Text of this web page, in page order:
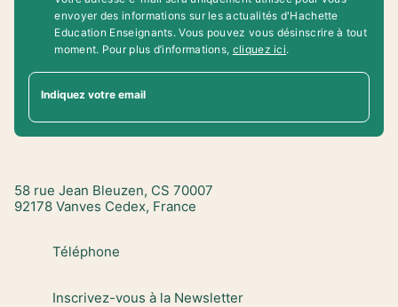
envoyer des informations sur les actualités d'Hachette
Education Enseignants. Vous pouvez vous désinscrire à tout
moment. Pour plus d’informations, cliquez ici.
Indiquez votre email
58 rue Jean Bleuzen, CS 70007
92178 Vanves Cedex, France
Téléphone
Inscrivez-vous à la Newsletter